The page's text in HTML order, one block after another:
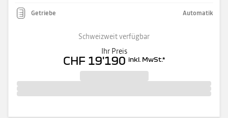
Getriebe Automatik
Schweizweit verfügbar
Ihr Preis
CHF 19'190 inkl. MwSt.*